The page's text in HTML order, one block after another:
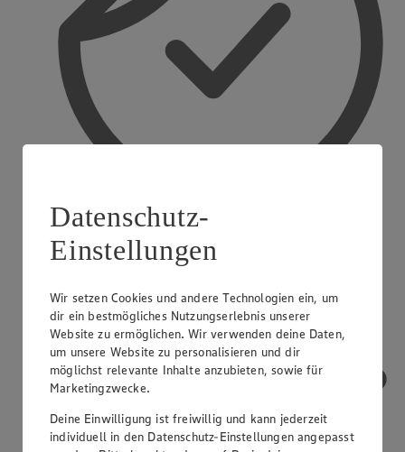
Treueaktionen
Datenschutz-
Einstellungen
Wir setzen Cookies und andere Technologien ein, um
dir ein bestmögliches Nutzungserlebnis unserer
Website zu ermöglichen. Wir verwenden deine Daten,
um unsere Website zu personalisieren und dir
möglichst relevante Inhalte anzubieten, sowie für
Marketingzwecke.
Deine Einwilligung ist freiwillig und kann jederzeit
individuell in den Datenschutz-Einstellungen angepasst